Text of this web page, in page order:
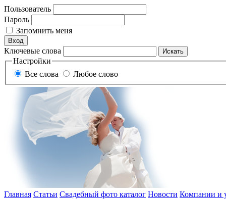
Пользователь
Пароль
Запомнить меня
Ключевые слова
Настройки
Все слова
Любое слово
Главная Статьи Свадебный фото каталог Новости Компании и